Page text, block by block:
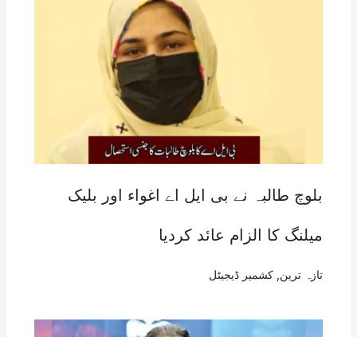
بلوچ طالبہ نے بی ایل اے اغواء اور بلیک
میلنگ کا الزام عائد کردیا
تازہ ترین کشمیر ڈیجیٹل